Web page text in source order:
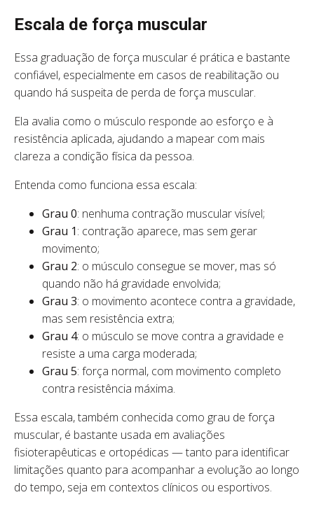
Escala de força muscular
Essa graduação de força muscular é prática e bastante
confiável, especialmente em casos de reabilitação ou
quando há suspeita de perda de força muscular.
Ela avalia como o músculo responde ao esforço e à
resistência aplicada, ajudando a mapear com mais
clareza a condição física da pessoa.
Entenda como funciona essa escala:
Grau 0: nenhuma contração muscular visível;
Grau 1: contração aparece, mas sem gerar
movimento;
Grau 2: o músculo consegue se mover, mas só
quando não há gravidade envolvida;
Grau 3: o movimento acontece contra a gravidade,
mas sem resistência extra;
Grau 4: o músculo se move contra a gravidade e
resiste a uma carga moderada;
Grau 5: força normal, com movimento completo
contra resistência máxima.
Essa escala, também conhecida como grau de força
muscular, é bastante usada em avaliações
fisioterapêuticas e ortopédicas — tanto para identificar
limitações quanto para acompanhar a evolução ao longo
do tempo, seja em contextos clínicos ou esportivos.